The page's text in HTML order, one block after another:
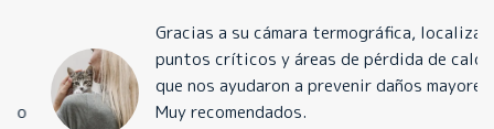
Gracias a su cámara termográfica, localizaron
puntos críticos y áreas de pérdida de calor
que nos ayudaron a prevenir daños mayores.
Muy recomendados.